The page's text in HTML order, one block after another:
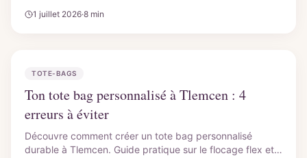
garantie. Contactez-nous !
1 juillet 2026·8 min
TOTE-BAGS
Ton tote bag personnalisé à Tlemcen : 4
erreurs à éviter
Découvre comment créer un tote bag personnalisé
durable à Tlemcen. Guide pratique sur le flocage flex et